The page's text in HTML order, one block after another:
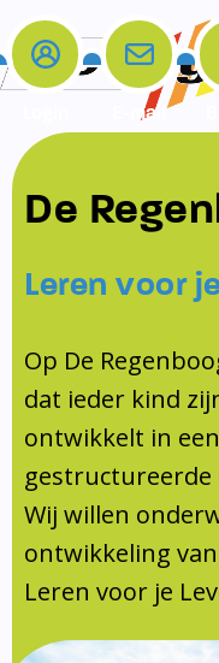
Home
De school
Opleiding en
KomKids
Ouderraad
Documentatie
Formulieren
SIKO
Ouders
Ouders
Contact
Contact
Contact
E-mail
De
Leren voor
Op De
dat ieder kind
ontwikkelt in
gestructureerde
Wij willen
ontwikkeling
Leren voor je